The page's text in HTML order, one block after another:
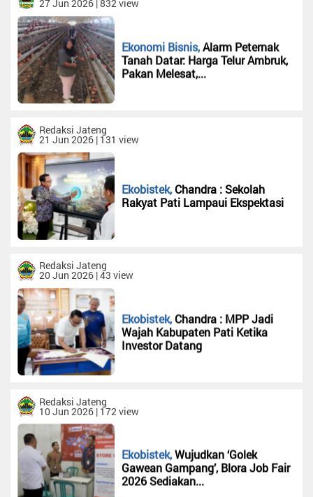
Redaksi
Aceh
Redaksi
Padang
Redaksi
Malut
Redaksi
Jateng
Redaksi
Jatim
Redaksi
Banten
Redaksi
Sulawesi
Seni
Budaya
Redaksi
Sumbar
Redaksi
NTT
Redaksi
Redaksi
Jambi
Redaksi
Riau
Redaksi
Jakarta
27 Jun 2026 | 832 view
Ekonomi Bisnis,Alarm Peternak
Tanah Datar: Harga Telur Ambruk,
Pakan Melesat,...
Redaksi Jateng
21 Jun 2026 | 131 view
Ekobistek,Chandra : Sekolah
Rakyat Pati Lampaui Ekspektasi
Redaksi Jateng
20 Jun 2026 | 43 view
Ekobistek, Chandra : MPP Jadi
Wajah Kabupaten Pati Ketika
Investor Datang
Redaksi Jateng
10 Jun 2026 | 172 view
Ekobistek,Wujudkan ‘Golek
Gawean Gampang’, Blora Job Fair
2026 Sediakan...